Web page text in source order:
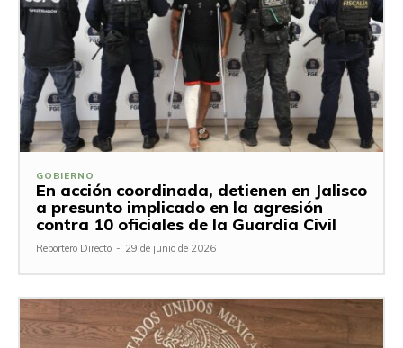
GOBIERNO
En acción coordinada, detienen en Jalisco
a presunto implicado en la agresión
contra 10 oficiales de la Guardia Civil
Reportero Directo - 29 de junio de 2026